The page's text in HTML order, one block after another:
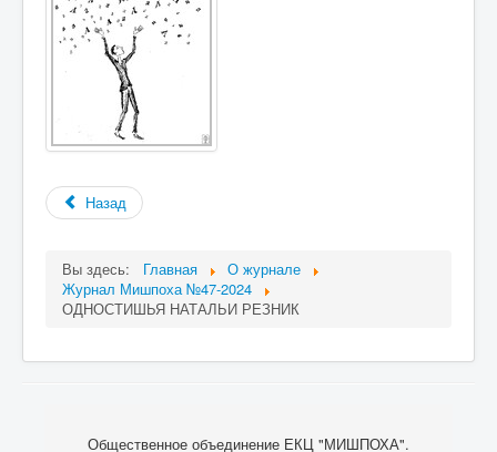
Назад
Вы здесь: Главная
О журнале
Журнал Мишпоха №47-2024
ОДНОСТИШЬЯ НАТАЛЬИ РЕЗНИК
Общественное объединение ЕКЦ "МИШПОХА".